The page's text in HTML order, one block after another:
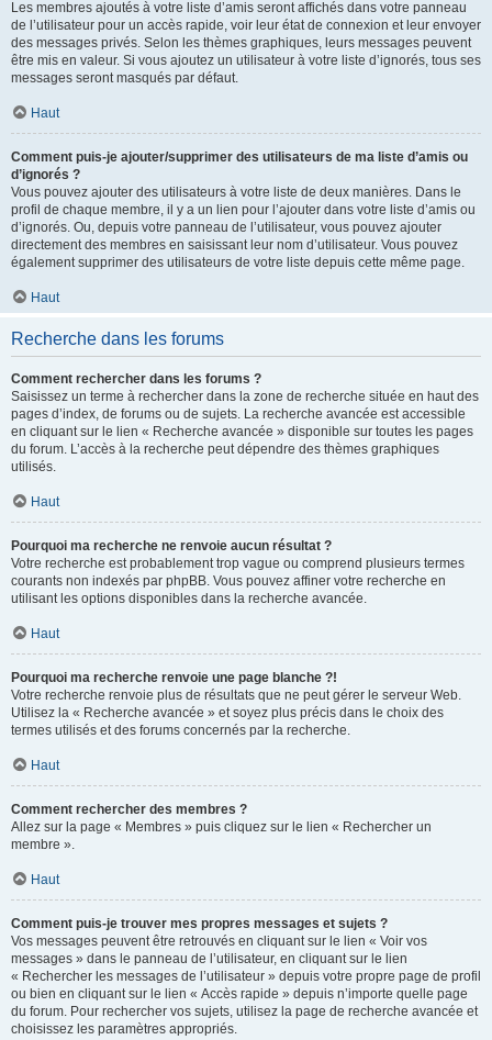
Les membres ajoutés à votre liste d’amis seront affichés dans votre panneau
de l’utilisateur pour un accès rapide, voir leur état de connexion et leur envoyer
des messages privés. Selon les thèmes graphiques, leurs messages peuvent
être mis en valeur. Si vous ajoutez un utilisateur à votre liste d’ignorés, tous ses
messages seront masqués par défaut.
Haut
Comment puis-je ajouter/supprimer des utilisateurs de ma liste d’amis ou
d’ignorés ?
Vous pouvez ajouter des utilisateurs à votre liste de deux manières. Dans le
profil de chaque membre, il y a un lien pour l’ajouter dans votre liste d’amis ou
d’ignorés. Ou, depuis votre panneau de l’utilisateur, vous pouvez ajouter
directement des membres en saisissant leur nom d’utilisateur. Vous pouvez
également supprimer des utilisateurs de votre liste depuis cette même page.
Haut
Recherche dans les forums
Comment rechercher dans les forums ?
Saisissez un terme à rechercher dans la zone de recherche située en haut des
pages d’index, de forums ou de sujets. La recherche avancée est accessible
en cliquant sur le lien « Recherche avancée » disponible sur toutes les pages
du forum. L’accès à la recherche peut dépendre des thèmes graphiques
utilisés.
Haut
Pourquoi ma recherche ne renvoie aucun résultat ?
Votre recherche est probablement trop vague ou comprend plusieurs termes
courants non indexés par phpBB. Vous pouvez affiner votre recherche en
utilisant les options disponibles dans la recherche avancée.
Haut
Pourquoi ma recherche renvoie une page blanche ?!
Votre recherche renvoie plus de résultats que ne peut gérer le serveur Web.
Utilisez la « Recherche avancée » et soyez plus précis dans le choix des
termes utilisés et des forums concernés par la recherche.
Haut
Comment rechercher des membres ?
Allez sur la page « Membres » puis cliquez sur le lien « Rechercher un
membre ».
Haut
Comment puis-je trouver mes propres messages et sujets ?
Vos messages peuvent être retrouvés en cliquant sur le lien « Voir vos
messages » dans le panneau de l’utilisateur, en cliquant sur le lien
« Rechercher les messages de l’utilisateur » depuis votre propre page de profil
ou bien en cliquant sur le lien « Accès rapide » depuis n’importe quelle page
du forum. Pour rechercher vos sujets, utilisez la page de recherche avancée et
choisissez les paramètres appropriés.